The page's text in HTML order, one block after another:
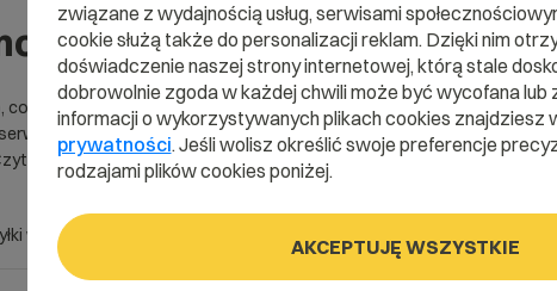
dla:Zarządzanie domeną
musisz wiedzieć o konfiguracji domeny. Nie
w cyber_Folks? Chcesz zweryfikować
nasze poradniki!
w MailerLite?
związane z wydajnością usług, serwisami
cookie służą także do personalizacji reklam. Dzięki nim
doświadczenie naszej strony internetowej, którą stale
dobrowolnie zgoda w każdej chwili może być wycofana lub
informacji o wykorzystywanych plikach cookies znajdziesz
prywatności. Jeśli wolisz określić swoje preferencje
rodzajami plików cookies poniżej.
AKCEPTUJĘ WSZYSTKIE